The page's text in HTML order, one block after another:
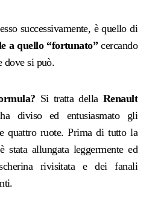
successivamente, è quello di
a quello “fortunato”cercando
dove si può.
Si tratta della Renault
diviso ed entusiasmato gli
quattro ruote. Prima di tutto la
stata allungata leggermente ed
rivisitata e dei fanali